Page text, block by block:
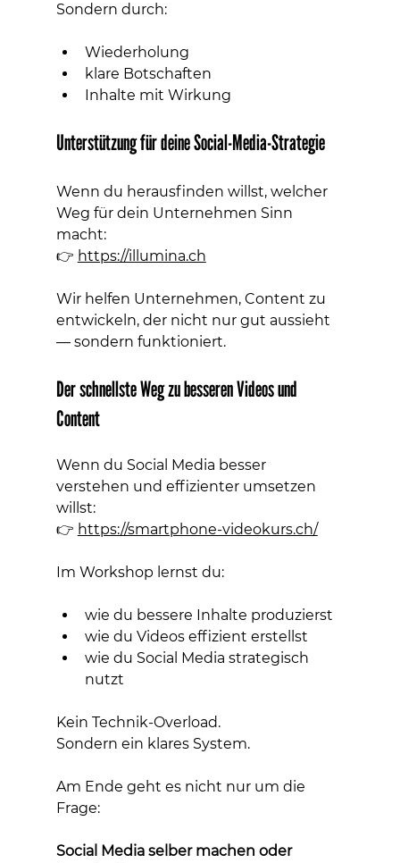
Sondern durch:
Wiederholung
klare Botschaften
Inhalte mit Wirkung
Unterstützung für deine Social-Media-Strategie
Wenn du herausfinden willst, welcher
Weg für dein Unternehmen Sinn
macht:
👉 https://illumina.ch
Wir helfen Unternehmen, Content zu
entwickeln, der nicht nur gut aussieht
— sondern funktioniert.
Der schnellste Weg zu besseren Videos und
Content
Wenn du Social Media besser
verstehen und effizienter umsetzen
willst:
👉 https://smartphone-videokurs.ch/
Im Workshop lernst du:
wie du bessere Inhalte produzierst
wie du Videos effizient erstellst
wie du Social Media strategisch
nutzt
Kein Technik-Overload.
Sondern ein klares System.
Am Ende geht es nicht nur um die
Frage:
Social Media selber machen oder